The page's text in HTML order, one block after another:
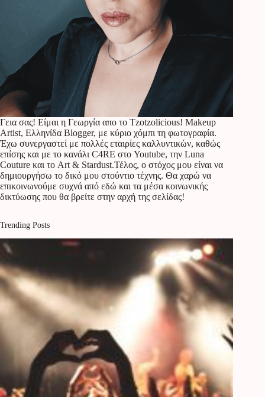
Γεια σας! Είμαι η Γεωργία απο το Tzotzolicious! Makeup
Artist, Ελληνίδα Blogger, με κύριο χόμπι τη φωτογραφία.
Έχω συνεργαστεί με πολλές εταιρίες καλλυντικών, καθώς
επίσης και με το κανάλι C4RE στο Youtube, την Luna
Couture και το Art & Stardust.Τέλος, ο στόχος μου είναι να
δημιουργήσω το δικό μου στούντιο τέχνης. Θα χαρώ να
επικοινωνούμε συχνά από εδώ και τα μέσα κοινωνικής
δικτύωσης που θα βρείτε στην αρχή της σελίδας!
Trending Posts